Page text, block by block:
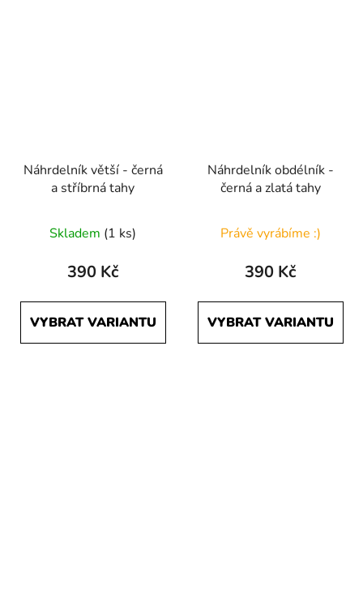
Náhrdelník větší - černá
a stříbrná tahy
Skladem (1 ks)
390 Kč
VYBRAT VARIANTU
Náhrdelník obdélník -
černá a zlatá tahy
Právě vyrábíme :)
390 Kč
VYBRAT VARIANTU